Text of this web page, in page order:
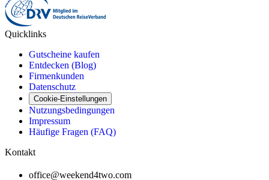
Quicklinks
Gutscheine kaufen
Entdecken (Blog)
Firmenkunden
Datenschutz
Cookie-Einstellungen
Nutzungsbedingungen
Impressum
Häufige Fragen (FAQ)
Kontakt
office@weekend4two.com